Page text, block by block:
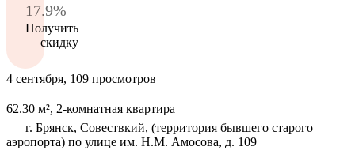
17.9%
Получить
скидку
4 сентября, 109 просмотров
62.30 м², 2-комнатная квартира
г. Брянск, Совествкий, (территория бывшего старого
аэропорта) по улице им. Н.М. Амосова, д. 109